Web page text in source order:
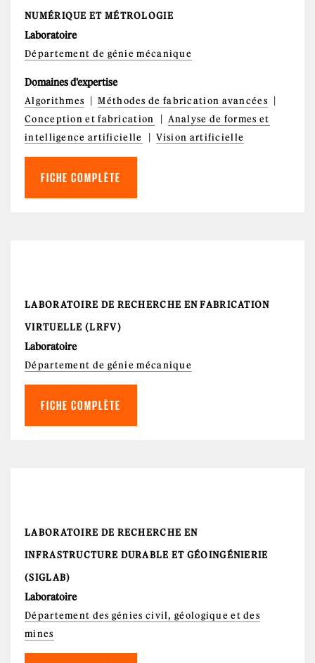
NUMÉRIQUE ET MÉTROLOGIE
Laboratoire
Département de génie mécanique
Domaines d'expertise
Algorithmes
Méthodes de fabrication avancées
Conception et fabrication
Analyse de formes et
intelligence artificielle
Vision artificielle
FICHE COMPLÈTE
LABORATOIRE DE RECHERCHE EN FABRICATION
VIRTUELLE (LRFV)
Laboratoire
Département de génie mécanique
FICHE COMPLÈTE
LABORATOIRE DE RECHERCHE EN
INFRASTRUCTURE DURABLE ET GÉOINGÉNIERIE
(SIGLAB)
Laboratoire
Département des génies civil, géologique et des
mines